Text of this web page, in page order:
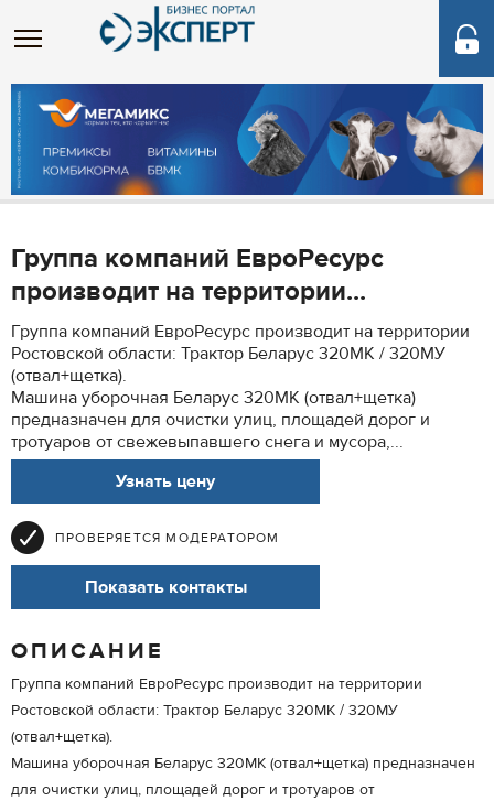
Группа компаний ЕвроРесурс
производит на территории...
Группа компаний ЕвроРесурс производит на территории
Ростовской области: Трактор Беларус 320МК / 320МУ
(отвал+щетка).
Машина уборочная Беларус 320МК (отвал+щетка)
предназначен для очистки улиц, площадей дорог и
тротуаров от свежевыпавшего снега и мусора,...
Узнать цену
ПРОВЕРЯЕТСЯ МОДЕРАТОРОМ
Показать контакты
ОПИСАНИЕ
Группа компаний ЕвроРесурс производит на территории
Ростовской области: Трактор Беларус 320МК / 320МУ
(отвал+щетка).
Машина уборочная Беларус 320МК (отвал+щетка) предназначен
для очистки улиц, площадей дорог и тротуаров от